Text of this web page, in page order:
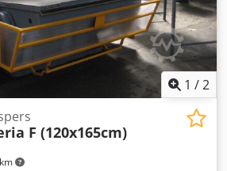
1 /2
F (120x165cm)